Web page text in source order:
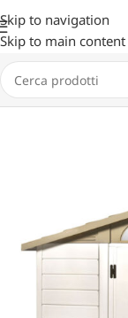
Skip to navigation
Skip to main content
Home GIARDINO